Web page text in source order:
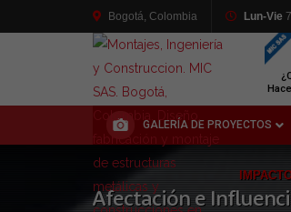
Bogotá, Colombia Lun-Vie
GALERÍA DE PROYECTOS
PIEZAS METÁLICAS
INDUSTRIALES
PINTURA
Afectación e